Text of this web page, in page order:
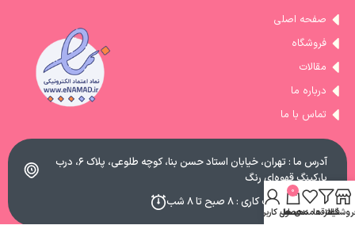
صفحه اصلی
فروشگاه
مقالات
درباره ما
تماس با ما
آدرس ما : تهران، خیابان استاد حسن بنا، کوچه طلوعی، پلاک ۶، درب
پارکینگ قهوه‌ای رنگ
ساعات کاری : ۸ صبح تا ۸ شب
فیلتر ها
علاقه مندی ها
0
محصول
حساب کاربری من